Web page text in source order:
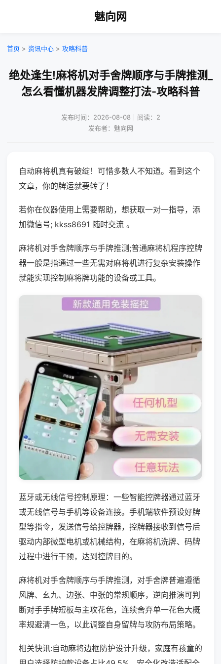
魅向网
首页 > 资讯中心 > 攻略科普
绝处逢生!麻将机对手舍牌顺序与手牌推测_
怎么看懂机器发牌调整打法-攻略科普
发布时间：2026-08-08｜阅读：2
发布者：魅向网
自动麻将机真有破绽！可惜多数人不知道。看到这个
文章，你的牌运就要转了！
若你在仪器使用上需要帮助，想获取一对一指导，添
加微信号; kkss8691 随时交流 。
麻将机对手舍牌顺序与手牌推测;普通麻将机程序控牌
器一般是指通过一些无需对麻将机进行复杂安装操作
就能实现控制麻将牌功能的设备或工具。
蓝牙或无线信号控制原理：一些智能控牌器通过蓝牙
或无线信号与手机等设备连接。手机端软件预设好牌
型等指令，发送信号给控牌器，控牌器接收到信号后
驱动内部微型电机或机械结构，在麻将机洗牌、码牌
过程中进行干预，达到控牌目的。
麻将机对手舍牌顺序与手牌推测，对手舍牌普遍遵循
风牌、幺九、边张、中张的常规顺序，逆向推演可判
断对手手牌短板与主攻花色，连续舍弃单一花色大概
率规避清一色，以此调整自身留牌与攻防布局策略。
相关快讯:自动麻将边框防护设计升级，家庭有孩童的